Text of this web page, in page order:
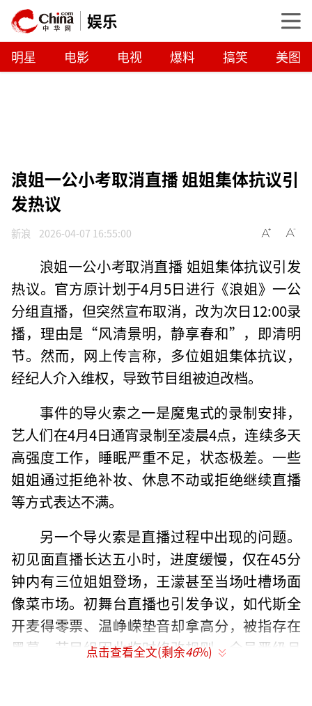
娱乐
明星 电影 电视 爆料 搞笑 美图
浪姐一公小考取消直播 姐姐集体抗议引
发热议
新浪 2026-04-07 16:55:00
浪姐一公小考取消直播 姐姐集体抗议引发
热议。官方原计划于4月5日进行《浪姐》一公
分组直播，但突然宣布取消，改为次日12:00录
播，理由是“风清景明，静享春和”，即清明
节。然而，网上传言称，多位姐姐集体抗议，
经纪人介入维权，导致节目组被迫改档。
事件的导火索之一是魔鬼式的录制安排，
艺人们在4月4日通宵录制至凌晨4点，连续多天
高强度工作，睡眠严重不足，状态极差。一些
姐姐通过拒绝补妆、休息不动或拒绝继续直播
等方式表达不满。
另一个导火索是直播过程中出现的问题。
初见面直播长达五小时，进度缓慢，仅在45分
钟内有三位姐姐登场，王濛甚至当场吐槽场面
像菜市场。初舞台直播也引发争议，如代斯全
开麦得零票、温峥嵘垫音却拿高分，被指存在
黑幕，节目组因此临时修改规则，全员晋级且
点击查看全文(剩余46%)